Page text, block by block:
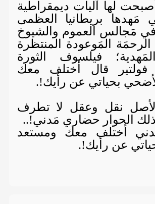
لها آليات ديمقراطية
مَهدها بريطانيا العظمى
مَجالس العموم والشيوخ
الرحمَة المَوعودة المنتظرة
المَهدية؛ فيلسوف الثورة
فولتير قال أختلف معك
بحياتي عن رأيك!.
الأصل نقل وعقل لا تطرف
الحوار حضاري مَدني!..
أختلف معك ومستعد
عن رأيك!.